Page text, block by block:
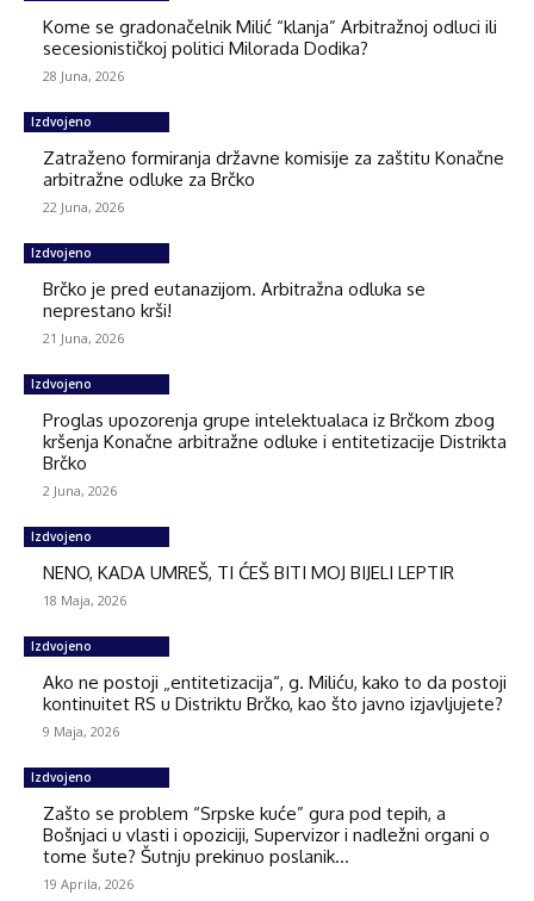
Kome se gradonačelnik Milić “klanja” Arbitražnoj odluci ili
secesionističkoj politici Milorada Dodika?
28 Juna, 2026
Izdvojeno
Zatraženo formiranja državne komisije za zaštitu Konačne
arbitražne odluke za Brčko
22 Juna, 2026
Izdvojeno
Brčko je pred eutanazijom. Arbitražna odluka se
neprestano krši!
21 Juna, 2026
Izdvojeno
Proglas upozorenja grupe intelektualaca iz Brčkom zbog
kršenja Konačne arbitražne odluke i entitetizacije Distrikta
Brčko
2 Juna, 2026
Izdvojeno
NENO, KADA UMREŠ, TI ĆEŠ BITI MOJ BIJELI LEPTIR
18 Maja, 2026
Izdvojeno
Ako ne postoji „entitetizacija“, g. Miliću, kako to da postoji
kontinuitet RS u Distriktu Brčko, kao što javno izjavljujete?
9 Maja, 2026
Izdvojeno
Zašto se problem “Srpske kuće” gura pod tepih, a
Bošnjaci u vlasti i opoziciji, Supervizor i nadležni organi o
tome šute? Šutnju prekinuo poslanik...
19 Aprila, 2026